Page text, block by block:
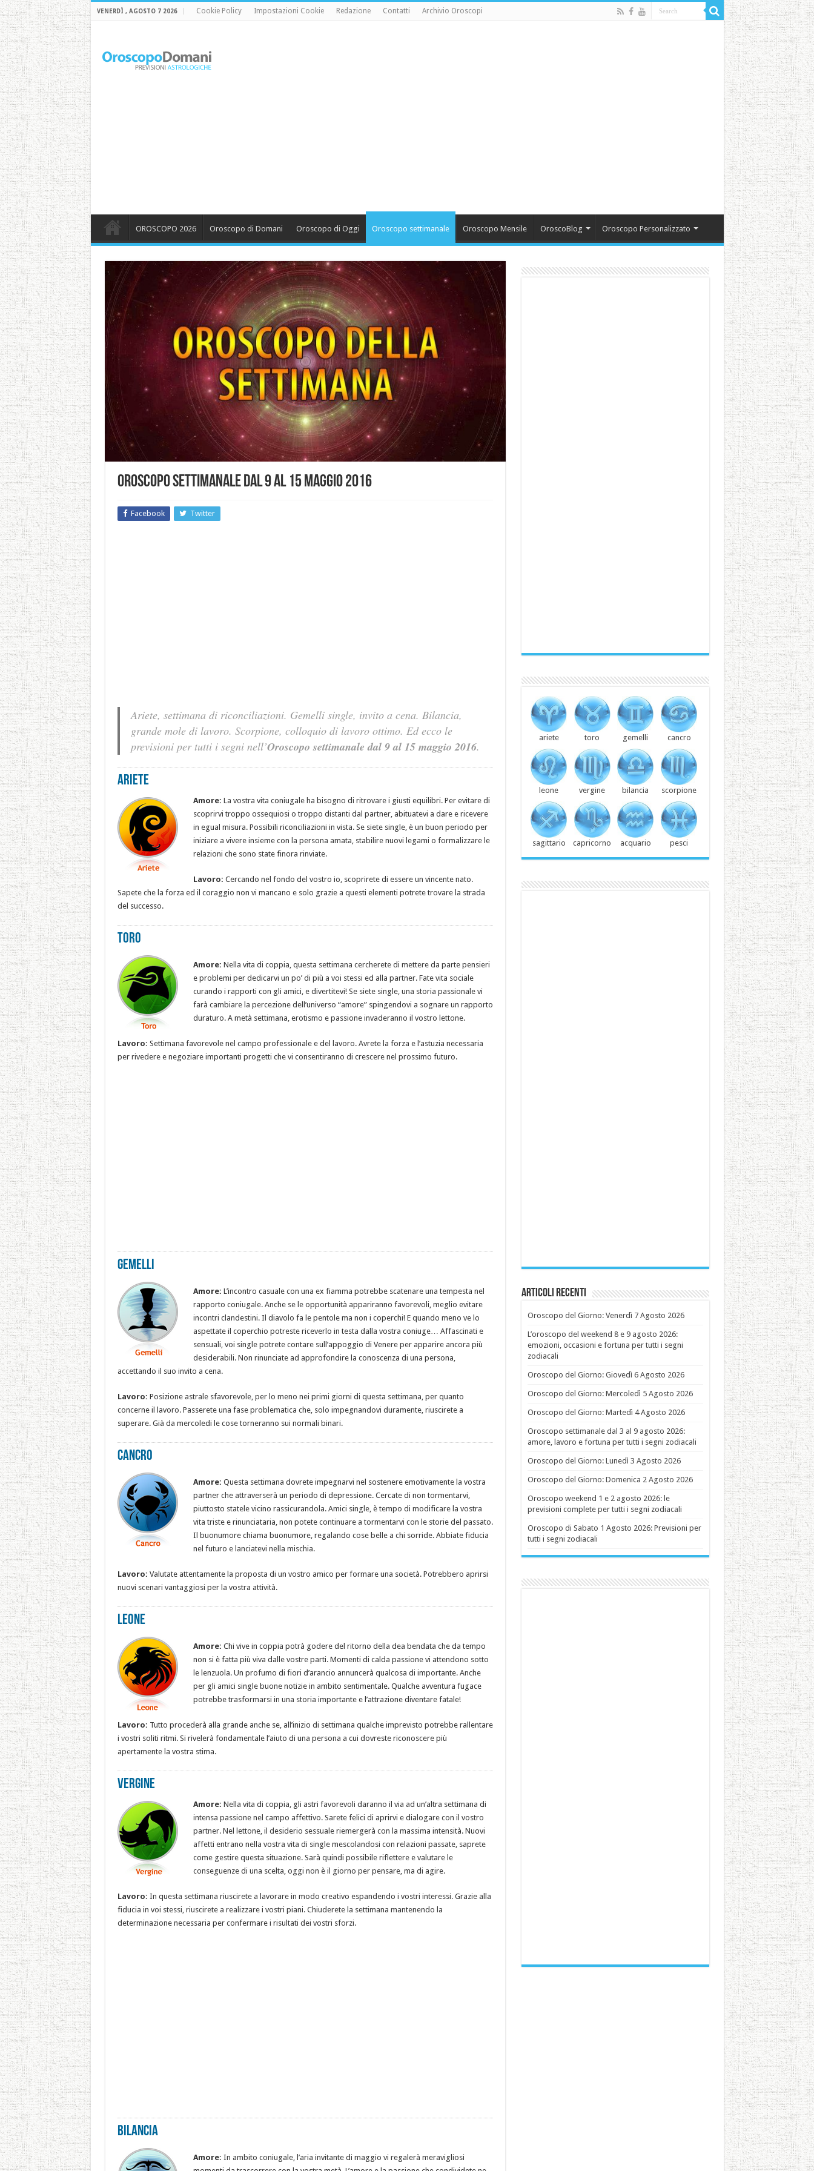
VENERDÌ , AGOSTO 7 2026 Cookie Policy Impostazioni Cookie Redazione Contatti Archivio Oroscopi
OROSCOPO 2026 Oroscopo di Domani Oroscopo di Oggi Oroscopo settimanale Oroscopo Mensile OroscoBlog Oroscopo Personalizzato
Oroscopo settimanale dal 9 al 15 maggio 2016
Facebook Twitter
Ariete, settimana di riconciliazioni. Gemelli single, invito a cena. Bilancia,
grande mole di lavoro. Scorpione, colloquio di lavoro ottimo. Ed ecco le
previsioni per tutti i segni nell’Oroscopo settimanale dal 9 al 15 maggio 2016.
Ariete
Amore: La vostra vita coniugale ha bisogno di ritrovare i giusti equilibri. Per evitare di
scoprirvi troppo ossequiosi o troppo distanti dal partner, abituatevi a dare e ricevere
in egual misura. Possibili riconciliazioni in vista. Se siete single, è un buon periodo per
iniziare a vivere insieme con la persona amata, stabilire nuovi legami o formalizzare le
relazioni che sono state finora rinviate.
Lavoro: Cercando nel fondo del vostro io, scoprirete di essere un vincente nato.
Sapete che la forza ed il coraggio non vi mancano e solo grazie a questi elementi potrete trovare la strada
del successo.
Toro
Amore: Nella vita di coppia, questa settimana cercherete di mettere da parte pensieri
e problemi per dedicarvi un po’ di più a voi stessi ed alla partner. Fate vita sociale
curando i rapporti con gli amici, e divertitevi! Se siete single, una storia passionale vi
farà cambiare la percezione dell’universo “amore” spingendovi a sognare un rapporto
duraturo. A metà settimana, erotismo e passione invaderanno il vostro lettone.
Lavoro: Settimana favorevole nel campo professionale e del lavoro. Avrete la forza e l’astuzia necessaria
per rivedere e negoziare importanti progetti che vi consentiranno di crescere nel prossimo futuro.
Gemelli
Amore: L’incontro casuale con una ex fiamma potrebbe scatenare una tempesta nel
rapporto coniugale. Anche se le opportunità appariranno favorevoli, meglio evitare
incontri clandestini. Il diavolo fa le pentole ma non i coperchi! E quando meno ve lo
aspettate il coperchio potreste riceverlo in testa dalla vostra coniuge… Affascinati e
sensuali, voi single potrete contare sull’appoggio di Venere per apparire ancora più
desiderabili. Non rinunciate ad approfondire la conoscenza di una persona,
accettando il suo invito a cena.
Lavoro: Posizione astrale sfavorevole, per lo meno nei primi giorni di questa settimana, per quanto
concerne il lavoro. Passerete una fase problematica che, solo impegnandovi duramente, riuscirete a
superare. Già da mercoledi le cose torneranno sui normali binari.
Cancro
Amore: Questa settimana dovrete impegnarvi nel sostenere emotivamente la vostra
partner che attraverserà un periodo di depressione. Cercate di non tormentarvi,
piuttosto statele vicino rassicurandola. Amici single, è tempo di modificare la vostra
vita triste e rinunciataria, non potete continuare a tormentarvi con le storie del passato.
Il buonumore chiama buonumore, regalando cose belle a chi sorride. Abbiate fiducia
nel futuro e lanciatevi nella mischia.
Lavoro: Valutate attentamente la proposta di un vostro amico per formare una società. Potrebbero aprirsi
nuovi scenari vantaggiosi per la vostra attività.
Leone
Amore: Chi vive in coppia potrà godere del ritorno della dea bendata che da tempo
non si è fatta più viva dalle vostre parti. Momenti di calda passione vi attendono sotto
le lenzuola. Un profumo di fiori d’arancio annuncerà qualcosa di importante. Anche
per gli amici single buone notizie in ambito sentimentale. Qualche avventura fugace
potrebbe trasformarsi in una storia importante e l’attrazione diventare fatale!
Lavoro: Tutto procederà alla grande anche se, all’inizio di settimana qualche imprevisto potrebbe rallentare
i vostri soliti ritmi. Si rivelerà fondamentale l’aiuto di una persona a cui dovreste riconoscere più
apertamente la vostra stima.
Vergine
Amore: Nella vita di coppia, gli astri favorevoli daranno il via ad un’altra settimana di
intensa passione nel campo affettivo. Sarete felici di aprirvi e dialogare con il vostro
partner. Nel lettone, il desiderio sessuale riemergerà con la massima intensità. Nuovi
affetti entrano nella vostra vita di single mescolandosi con relazioni passate, saprete
come gestire questa situazione. Sarà quindi possibile riflettere e valutare le
conseguenze di una scelta, oggi non è il giorno per pensare, ma di agire.
Lavoro: In questa settimana riuscirete a lavorare in modo creativo espandendo i vostri interessi. Grazie alla
fiducia in voi stessi, riuscirete a realizzare i vostri piani. Chiuderete la settimana mantenendo la
determinazione necessaria per confermare i risultati dei vostri sforzi.
Bilancia
Amore: In ambito coniugale, l’aria invitante di maggio vi regalerà meravigliosi
ariete toro gemelli cancro
leone vergine bilancia scorpione
sagittario capricorno acquario pesci
Articoli recenti
Oroscopo del Giorno: Venerdì 7 Agosto 2026
L’oroscopo del weekend 8 e 9 agosto 2026:
emozioni, occasioni e fortuna per tutti i segni
zodiacali
Oroscopo del Giorno: Giovedì 6 Agosto 2026
Oroscopo del Giorno: Mercoledì 5 Agosto 2026
Oroscopo del Giorno: Martedì 4 Agosto 2026
Oroscopo settimanale dal 3 al 9 agosto 2026:
amore, lavoro e fortuna per tutti i segni zodiacali
Oroscopo del Giorno: Lunedì 3 Agosto 2026
Oroscopo del Giorno: Domenica 2 Agosto 2026
Oroscopo weekend 1 e 2 agosto 2026: le
previsioni complete per tutti i segni zodiacali
Oroscopo di Sabato 1 Agosto 2026: Previsioni per
tutti i segni zodiacali